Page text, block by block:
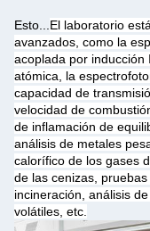
Esto... El laboratorio
avanzados, como la
acoplada por inducción
atómica, la
capacidad de
velocidad de
de inflamación de
análisis de metales
calorífico de los gases
de las cenizas,
incineración, análisis
volátiles, etc.